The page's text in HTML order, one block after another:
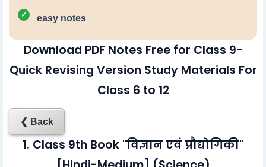
easy notes
Download PDF Notes Free for Class 9-
Quick Revising Version Study Materials For
Class 6 to 12
❮ Back
1. Class 9th Book "विज्ञान एवं प्रौद्योगिकी"